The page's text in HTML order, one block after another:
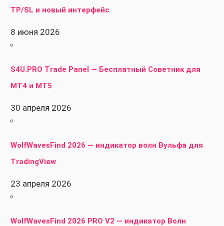
TP/SL и новый интерфейс
8 июня 2026
S4U.PRO Trade Panel — Бесплатный Советник для
MT4 и MT5
30 апреля 2026
WolfWavesFind 2026 — индикатор волн Вульфа для
TradingView
23 апреля 2026
WolfWavesFind 2026 PRO V2 — индикатор Волн